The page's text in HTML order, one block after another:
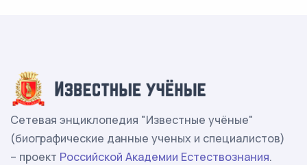
Сетевая энциклопедия "Известные учёные"
(биографические данные ученых и специалистов)
– проект Российской Академии Естествознания.